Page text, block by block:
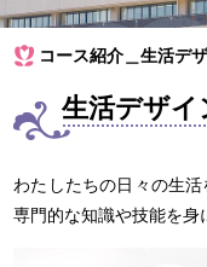
コース紹介＿生活デ
生活デザイ
わたしたちの日々の生活
専門的な知識や技能を身